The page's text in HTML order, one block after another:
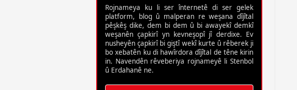
Rojnameya ku li ser înternetê di ser gelek
platform, blog û malperan re weşana dîjîtal
pêşkêş dike, dem bi dem û bi awayekî demkî
weşanên çapkirî yn kevneşopî jî derdixe. Ev
nusheyên çapkirî bi giştî wekî kurte û rêberek ji
bo xebatên ku di hawîrdora dîjîtal de têne kirin
in. Navendên rêveberiya rojnameyê li Stenbol
û Erdahanê ne.